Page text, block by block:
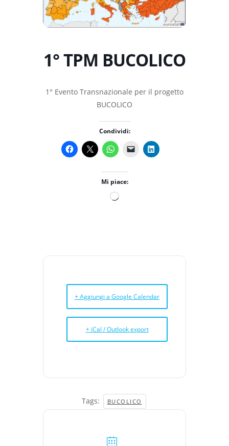
1° TPM BUCOLICO
1° Evento Transnazionale per il progetto
BUCOLICO
Condividi:
Mi piace:
Caricamento
+ Aggiungi a Google Calendar
+ iCal / Outlook export
Tags: BUCOLICO